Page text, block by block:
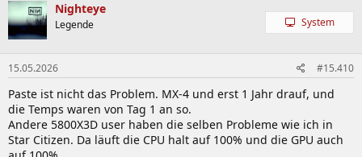
Nighteye
Legende System
15.05.2026 #15.410
Paste ist nicht das Problem. MX-4 und erst 1 Jahr drauf, und
die Temps waren von Tag 1 an so.
Andere 5800X3D user haben die selben Probleme wie ich in
Star Citizen. Da läuft die CPU halt auf 100% und die GPU auch